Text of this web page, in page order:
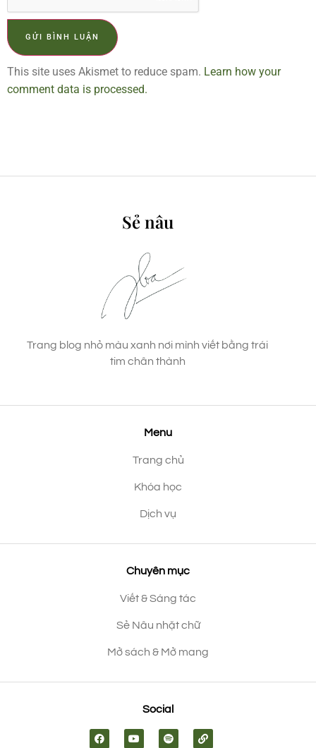
This site uses Akismet to reduce spam. Learn how your
comment data is processed.
Sẻ nâu
Trang blog nhỏ màu xanh nơi mình viết bằng trái
tim chân thành
Menu
Trang chủ
Khóa học
Dịch vụ
Chuyên mục
Viết & Sáng tác
Sẻ Nâu nhặt chữ
Mở sách & Mở mang
Social